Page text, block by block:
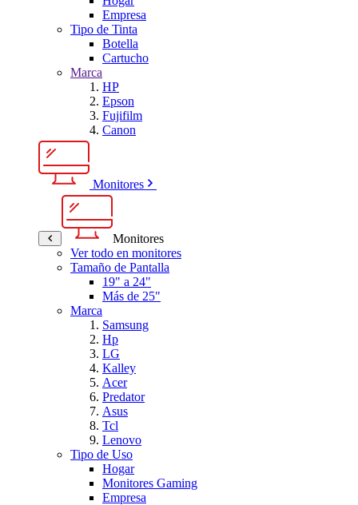
Empresa
Tipo de Tinta
Botella
Cartucho
Marca
HP
Epson
Fujifilm
Canon
Monitores
Monitores
Ver todo en monitores
Tamaño de Pantalla
19" a 24"
Más de 25"
Marca
Samsung
Hp
LG
Kalley
Acer
Predator
Asus
Tcl
Lenovo
Tipo de Uso
Hogar
Monitores Gaming
Empresa